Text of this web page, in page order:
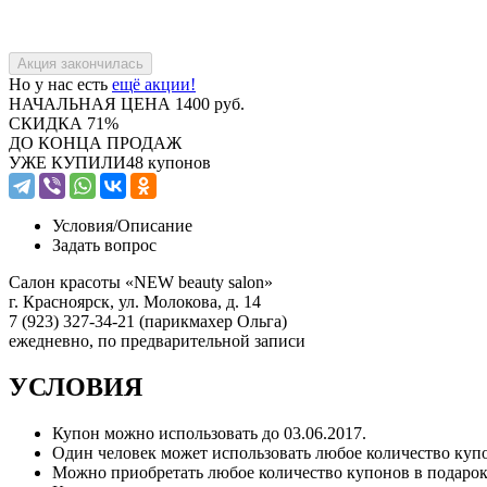
Но у нас есть ещё акции!
НАЧАЛЬНАЯ ЦЕНА 1400 руб.
СКИДКА 71%
ДО КОНЦА ПРОДАЖ
УЖЕ КУПИЛИ48 купонов
Условия/Описание
Задать вопрос
Салон красоты «NEW beauty salon»
г. Красноярск, ул. Молокова, д. 14
7 (923) 327-34-21 (парикмахер Ольга)
ежедневно, по предварительной записи
УСЛОВИЯ
Купон можно использовать до 03.06.2017.
Один человек может использовать любое количество
Можно приобретать любое количество купонов в